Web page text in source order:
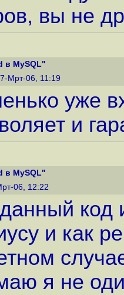
вы не
в MySQL"
Мрт-06, 11:19
уже
и
в MySQL"
06, 12:22
код
и как
я не